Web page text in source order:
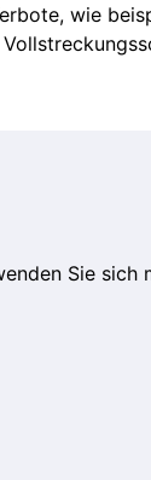
wie
Sie sich